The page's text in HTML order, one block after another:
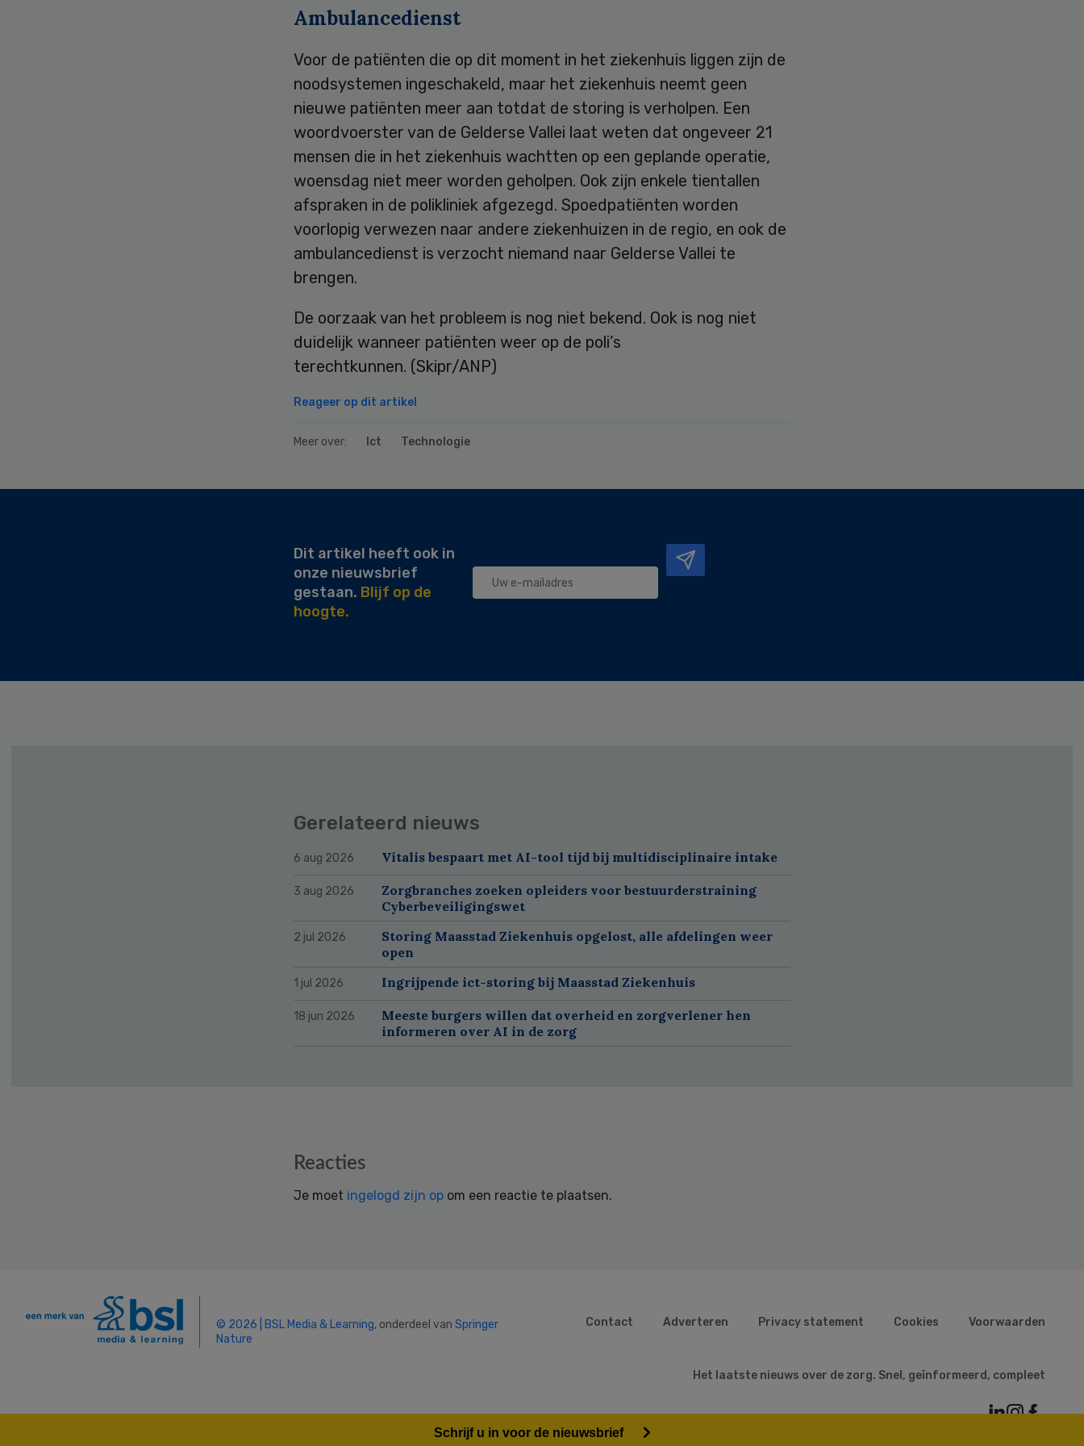
Ambulancedienst
Voor de patiënten die op dit moment in het ziekenhuis liggen zijn de
noodsystemen ingeschakeld, maar het ziekenhuis neemt geen
nieuwe patiënten meer aan totdat de storing is verholpen. Een
woordvoerster van de Gelderse Vallei laat weten dat ongeveer 21
mensen die in het ziekenhuis wachtten op een geplande operatie,
woensdag niet meer worden geholpen. Ook zijn enkele tientallen
afspraken in de polikliniek afgezegd. Spoedpatiënten worden
voorlopig verwezen naar andere ziekenhuizen in de regio, en ook de
ambulancedienst is verzocht niemand naar Gelderse Vallei te
brengen.
De oorzaak van het probleem is nog niet bekend. Ook is nog niet
duidelijk wanneer patiënten weer op de poli’s
terechtkunnen. (Skipr/ANP)
Reageer op dit artikel
Meer over: Ict Technologie
Dit artikel heeft ook in
onze nieuwsbrief
gestaan. Blijf op de
hoogte.
Gerelateerd nieuws
6 aug 2026 Vitalis bespaart met AI-tool tijd bij multidisciplinaire intake
3 aug 2026
Zorgbranches zoeken opleiders voor bestuurderstraining
Cyberbeveiligingswet
2 jul 2026
Storing Maasstad Ziekenhuis opgelost, alle afdelingen weer
open
1 jul 2026 Ingrijpende ict-storing bij Maasstad Ziekenhuis
18 jun 2026
Meeste burgers willen dat overheid en zorgverlener hen
informeren over AI in de zorg
Reacties
Je moet ingelogd zijn op om een reactie te plaatsen.
© 2026 | BSL Media & Learning, onderdeel van Springer
Nature
Contact Adverteren Privacy statement Cookies Voorwaarden
Het laatste nieuws over de zorg. Snel, geïnformeerd, compleet
Schrijf u in voor de nieuwsbrief